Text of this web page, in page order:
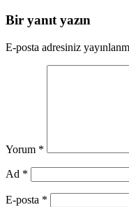
Bir yanıt yazın
E-posta adresiniz
Yorum *
Ad *
E-posta *